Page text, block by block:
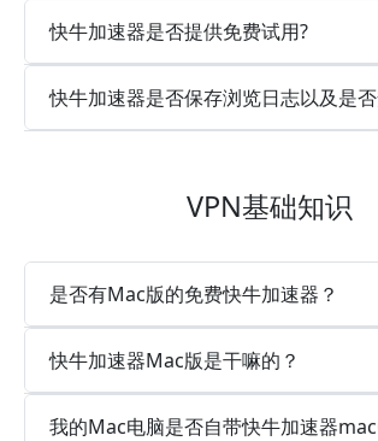
快牛加速器是否提供免费试用?
快牛加速器是否保存浏览日志以及是
VPN基础知识
是否有Mac版的免费快牛加速器？
快牛加速器Mac版是干嘛的？
我的Mac电脑是否自带快牛加速器